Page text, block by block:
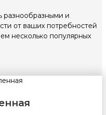
разнообразными и
от ваших потребностей
несколько популярных